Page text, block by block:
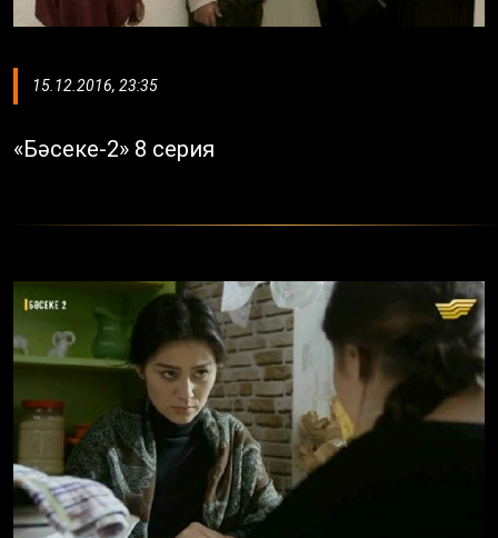
15.12.2016, 23:35
«Бәсеке-2» 8 серия